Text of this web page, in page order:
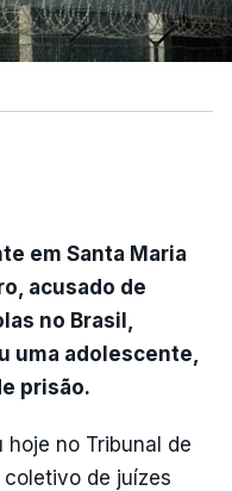
em Santa Maria
acusado de
no Brasil,
uma adolescente,
prisão.
no Tribunal de
de juízes